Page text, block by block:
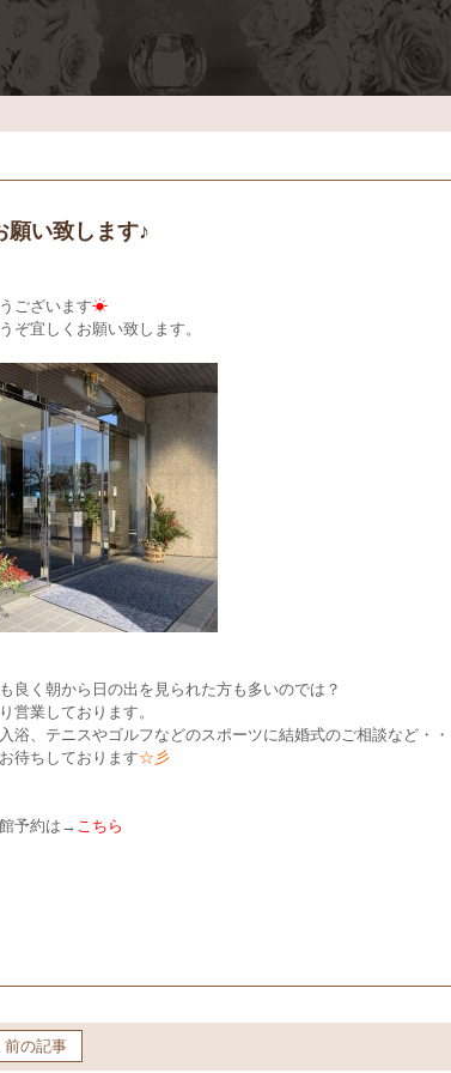
願い致します♪
ございます☀
ぞ宜しくお願い致します。
良く朝から日の出を見られた方も多いのでは？
営業しております。
浴、テニスやゴルフなどのスポーツに結婚式のご相談など・・
待ちしております☆彡
予約は→ こちら
前の記事